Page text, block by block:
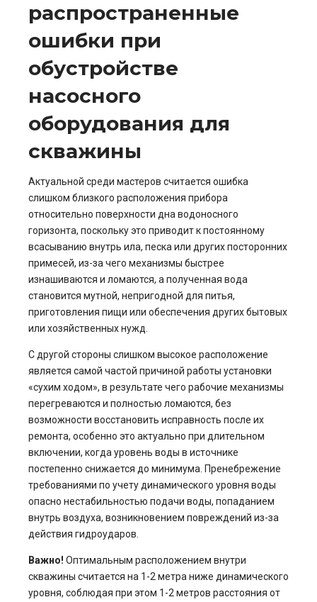
распространенные
ошибки при
обустройстве
насосного
оборудования для
скважины
Актуальной среди мастеров считается ошибка
слишком близкого расположения прибора
относительно поверхности дна водоносного
горизонта, поскольку это приводит к постоянному
всасыванию внутрь ила, песка или других посторонних
примесей, из-за чего механизмы быстрее
изнашиваются и ломаются, а полученная вода
становится мутной, непригодной для питья,
приготовления пищи или обеспечения других бытовых
или хозяйственных нужд.
С другой стороны слишком высокое расположение
является самой частой причиной работы установки
«сухим ходом», в результате чего рабочие механизмы
перегреваются и полностью ломаются, без
возможности восстановить исправность после их
ремонта, особенно это актуально при длительном
включении, когда уровень воды в источнике
постепенно снижается до минимума. Пренебрежение
требованиями по учету динамического уровня воды
опасно нестабильностью подачи воды, попаданием
внутрь воздуха, возникновением повреждений из-за
действия гидроударов.
Важно! Оптимальным расположением внутри
скважины считается на 1-2 метра ниже динамического
уровня, соблюдая при этом 1-2 метров расстояния от